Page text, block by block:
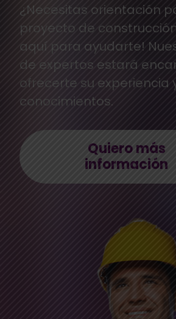
¿Necesitas orientación
proyecto de
aquí para ayudarte!
de expertos estará
ofrecerte su experiencia
conocimientos.
Quiero más
información